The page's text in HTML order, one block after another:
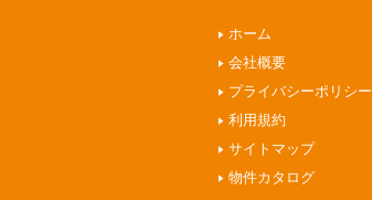
ホーム
会社概要
プライバシーポリシー
利用規約
サイトマップ
物件カタログ